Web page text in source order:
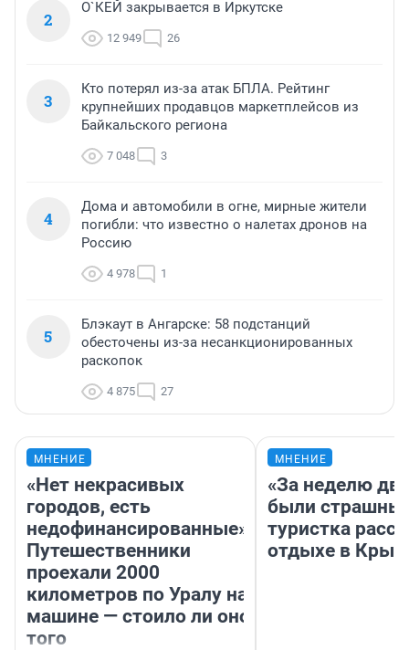
2
О`КЕЙ закрывается в Иркутске
12 949 26
3
Кто потерял из-за атак БПЛА. Рейтинг
крупнейших продавцов маркетплейсов из
Байкальского региона
7 048 3
4
Дома и автомобили в огне, мирные жители
погибли: что известно о налетах дронов на
Россию
4 978 1
5
Блэкаут в Ангарске: 58 подстанций
обесточены из-за несанкционированных
раскопок
4 875 27
МНЕНИЕ
«Нет некрасивых
городов, есть
недофинансированные».
Путешественники
проехали 2000
километров по Уралу на
машине — стоило ли оно
того
МНЕНИЕ
«За неделю
были
туристка
отдыхе в